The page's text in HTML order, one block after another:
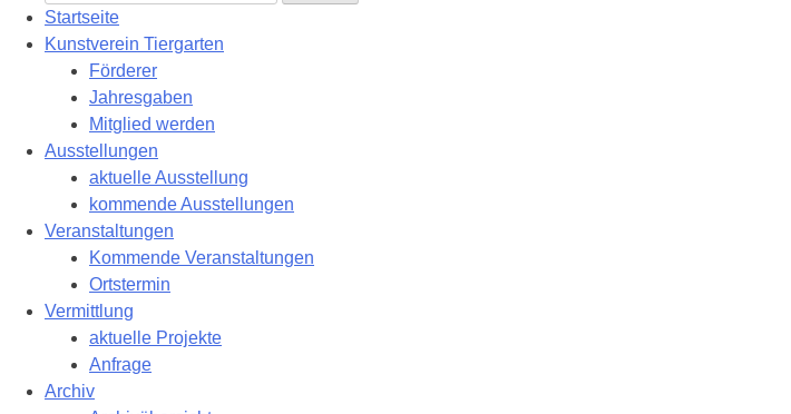
nach:
Startseite
Kunstverein Tiergarten
Förderer
Jahresgaben
Mitglied werden
Ausstellungen
aktuelle Ausstellung
kommende Ausstellungen
Veranstaltungen
Kommende Veranstaltungen
Ortstermin
Vermittlung
aktuelle Projekte
Anfrage
Archiv